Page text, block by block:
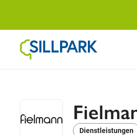
Dienstleistungen